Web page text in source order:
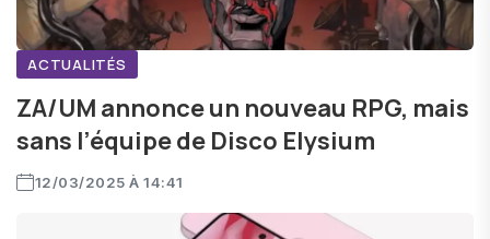
ACTUALITÉS
ZA/UM annonce un nouveau RPG, mais
sans l’équipe de Disco Elysium
12/03/2025 À 14:41